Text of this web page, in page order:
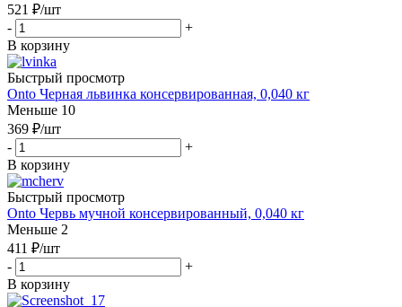
521 ₽/шт
-
+
В корзину
Быстрый просмотр
Onto Черная львинка консервированная, 0,040 кг
Меньше 10
369 ₽/шт
-
+
В корзину
Быстрый просмотр
Onto Червь мучной консервированный, 0,040 кг
Меньше 2
411 ₽/шт
-
+
В корзину